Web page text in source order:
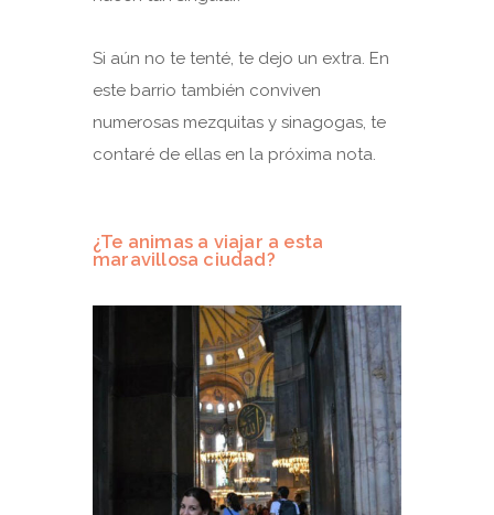
Si aún no te tenté, te dejo un extra. En
este barrio también conviven
numerosas mezquitas y sinagogas, te
contaré de ellas en la próxima nota.
¿Te animas a viajar a esta
maravillosa ciudad?